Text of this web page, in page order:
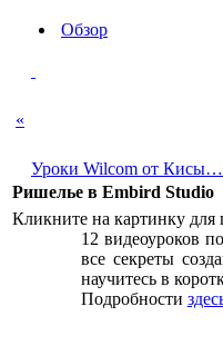
Обзор
«
Уроки Wilcom от Кисы…
Ришелье в Embird Studio
Кликните на картинку для
12 видеоуроков
все секреты
научитесь в
Подробности